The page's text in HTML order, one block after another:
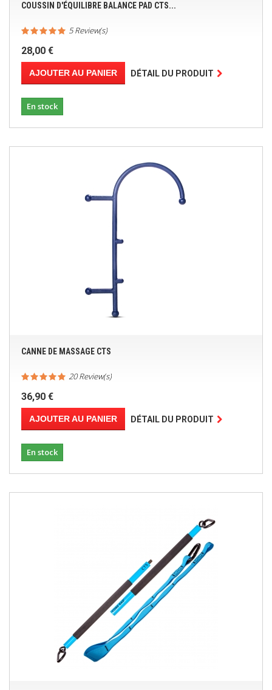
COUSSIN D'ÉQUILIBRE BALANCE PAD CTS...
5 Review(s)
28,00 €
AJOUTER AU PANIER DÉTAIL DU PRODUIT
En stock
CANNE DE MASSAGE CTS
20 Review(s)
36,90 €
AJOUTER AU PANIER DÉTAIL DU PRODUIT
En stock